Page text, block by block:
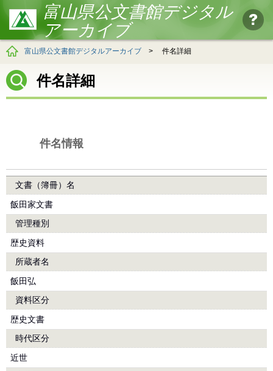
富山県公文書館デジタル
アーカイブ
富山県公文書館デジタルアーカイブ > 件名詳細
件名詳細
件名情報
文書（簿冊）名
飯田家文書
管理種別
歴史資料
所蔵者名
飯田弘
資料区分
歴史文書
時代区分
近世